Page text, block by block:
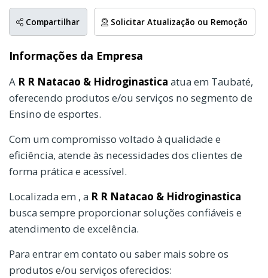
Compartilhar Solicitar Atualização ou Remoção
Informações da Empresa
A R R Natacao & Hidroginastica atua em Taubaté,
oferecendo produtos e/ou serviços no segmento de
Ensino de esportes.
Com um compromisso voltado à qualidade e
eficiência, atende às necessidades dos clientes de
forma prática e acessível.
Localizada em , a R R Natacao & Hidroginastica
busca sempre proporcionar soluções confiáveis e
atendimento de excelência.
Para entrar em contato ou saber mais sobre os
produtos e/ou serviços oferecidos: